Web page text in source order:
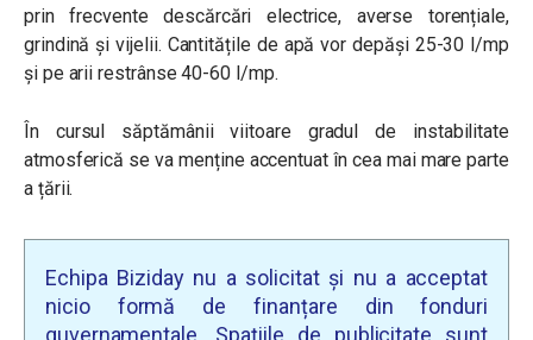
prin frecvente descărcări electrice, averse torențiale,
grindină și vijelii. Cantitățile de apă vor depăși 25-30 l/mp
și pe arii restrânse 40-60 l/mp.
În cursul săptămânii viitoare gradul de instabilitate
atmosferică se va menține accentuat în cea mai mare parte
a țării.
Echipa Biziday nu a solicitat și nu a acceptat
nicio formă de finanțare din fonduri
guvernamentale. Spațiile de publicitate sunt